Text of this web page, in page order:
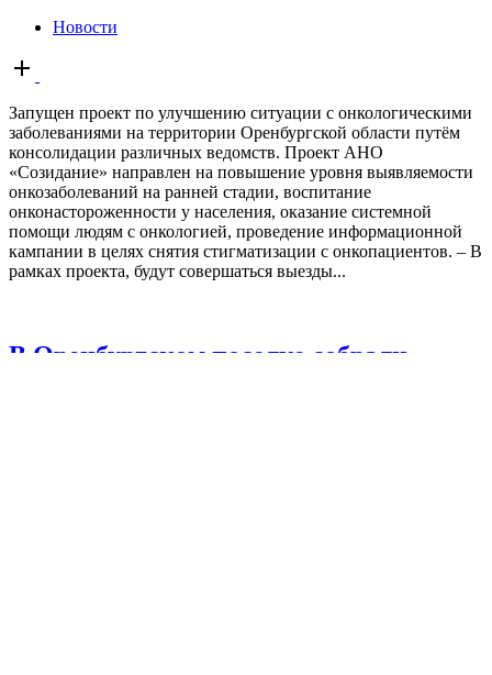
Новости
Open
post
Запущен проект по улучшению ситуации с онкологическими
заболеваниями на территории Оренбургской области путём
консолидации различных ведомств. Проект АНО
«Созидание» направлен на повышение уровня выявляемости
онкозаболеваний на ранней стадии, воспитание
онконастороженности у населения, оказание системной
помощи людям с онкологией, проведение информационной
кампании в целях снятия стигматизации с онкопациентов. – В
рамках проекта, будут совершаться выезды...
В Оренбургском поселке собрали